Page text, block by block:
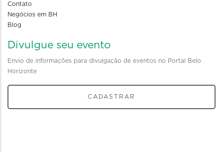
Contato
Negócios em BH
Blog
Divulgue seu evento
Envio de informações para divulgação de eventos no Portal Belo
Horizonte
CADASTRAR